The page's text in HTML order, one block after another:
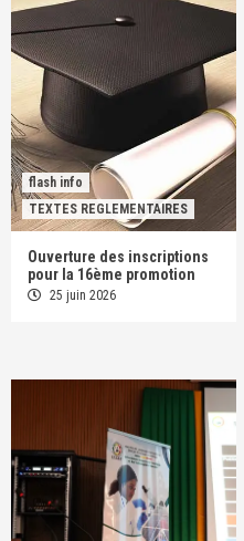
flash info
TEXTES REGLEMENTAIRES
Ouverture des inscriptions
pour la 16ème promotion
25 juin 2026